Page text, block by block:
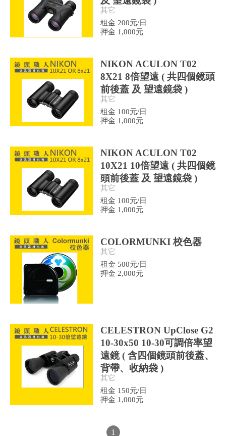
其它
租金 200元/日
押金 1,000元
NIKON ACULON T02
8X21 8倍望遠 ( 共四個鏡頭
前後蓋 及 望遠鏡袋 )
其它
租金 100元/日
押金 1,000元
NIKON ACULON T02
10X21 10倍望遠 ( 共四個鏡
頭前後蓋 及 望遠鏡袋 )
其它
租金 100元/日
押金 1,000元
COLORMUNKI 校色器
其它
租金 500元/日
押金 2,000元
CELESTRON UpClose G2
10-30x50 10-30可調倍率望
遠鏡 ( 含四個鏡頭前後蓋、
背帶、收納袋 )
其它
租金 150元/日
押金 1,000元
1